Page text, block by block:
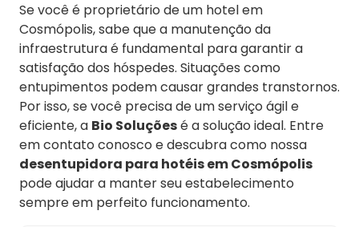
Se você é proprietário de um hotel em
Cosmópolis, sabe que a manutenção da
infraestrutura é fundamental para garantir a
satisfação dos hóspedes. Situações como
entupimentos podem causar grandes transtornos.
Por isso, se você precisa de um serviço ágil e
eficiente, a Bio Soluçõesé a solução ideal. Entre
em contato conosco e descubra como nossa
desentupidora para hotéis em Cosmópolis
pode ajudar a manter seu estabelecimento
sempre em perfeito funcionamento.